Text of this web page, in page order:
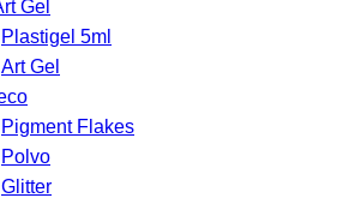
Gel
Plastigel 5ml
Art Gel
Pigment Flakes
Polvo
Glitter